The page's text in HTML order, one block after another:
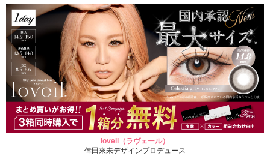
loveil（ラヴェール）
倖田來未デザインプロデュース